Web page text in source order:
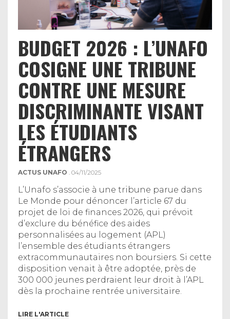
BUDGET 2026 : L’UNAFO
COSIGNE UNE TRIBUNE
CONTRE UNE MESURE
DISCRIMINANTE VISANT
LES ÉTUDIANTS
ÉTRANGERS
ACTUS UNAFO . 04/11/2025
L’Unafo s’associe à une tribune parue dans
Le Monde pour dénoncer l’article 67 du
projet de loi de finances 2026, qui prévoit
d’exclure du bénéfice des aides
personnalisées au logement (APL)
l’ensemble des étudiants étrangers
extracommunautaires non boursiers. Si cette
disposition venait à être adoptée, près de
300 000 jeunes perdraient leur droit à l’APL
dès la prochaine rentrée universitaire.
LIRE L'ARTICLE